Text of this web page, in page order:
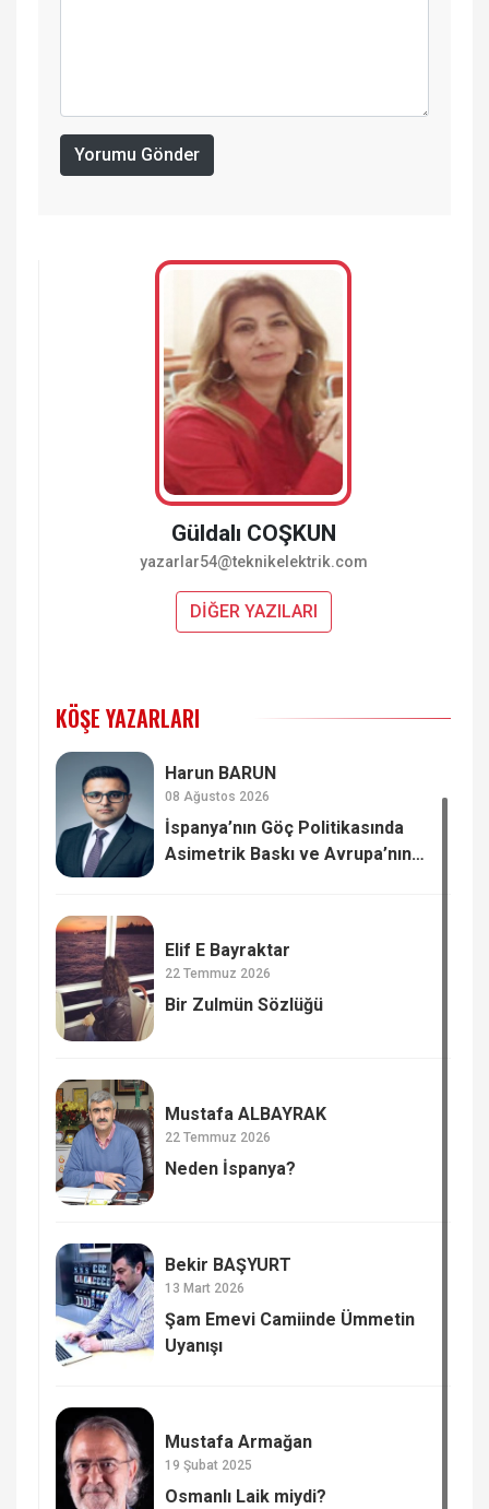
Yorumu Gönder
Güldalı COŞKUN
yazarlar54@teknikelektrik.com
DİĞER YAZILARI
KÖŞE YAZARLARI
Harun BARUN
08 Ağustos 2026
İspanya’nın Göç Politikasında
Asimetrik Baskı ve Avrupa’nın
Elif E Bayraktar
22 Temmuz 2026
Bir Zulmün Sözlüğü
Mustafa ALBAYRAK
22 Temmuz 2026
Neden İspanya?
Bekir BAŞYURT
13 Mart 2026
Şam Emevi Camiinde Ümmetin
Uyanışı
Mustafa Armağan
19 Şubat 2025
Osmanlı Laik miydi?